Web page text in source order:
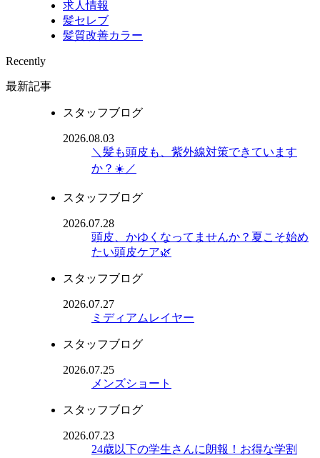
求人情報
髪セレブ
髪質改善カラー
Recently
最新記事
スタッフブログ
2026.08.03
＼髪も頭皮も、紫外線対策できています
か？☀️／
スタッフブログ
2026.07.28
頭皮、かゆくなってませんか？夏こそ始め
たい頭皮ケア🌿
スタッフブログ
2026.07.27
ミディアムレイヤー
スタッフブログ
2026.07.25
メンズショート
スタッフブログ
2026.07.23
24歳以下の学生さんに朗報！お得な学割